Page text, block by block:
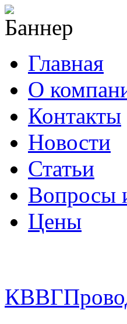
Главная
О
Контакты
Новости
Статьи
Вопросы
Цены
КВВГ